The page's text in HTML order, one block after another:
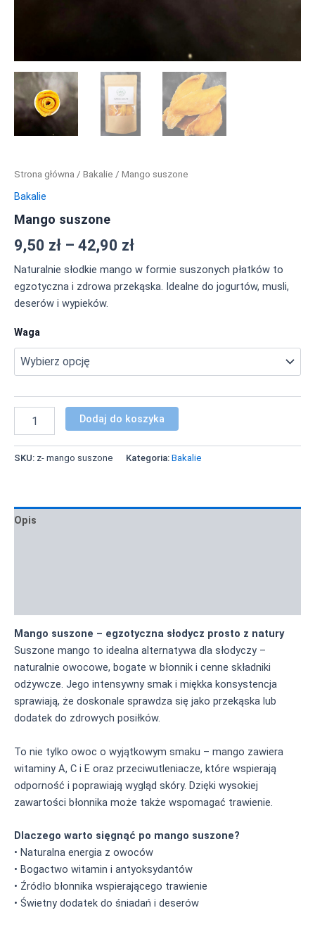
Strona główna / Bakalie / Mango suszone
Bakalie
Mango suszone
9,50 zł – 42,90 zł
Naturalnie słodkie mango w formie suszonych płatków to
egzotyczna i zdrowa przekąska. Idealne do jogurtów, musli,
deserów i wypieków.
Waga
Dodaj do koszyka
SKU: z- mango suszone Kategoria: Bakalie
Opis
Mango suszone – egzotyczna słodycz prosto z natury
Suszone mango to idealna alternatywa dla słodyczy –
naturalnie owocowe, bogate w błonnik i cenne składniki
odżywcze. Jego intensywny smak i miękka konsystencja
sprawiają, że doskonale sprawdza się jako przekąska lub
dodatek do zdrowych posiłków.
To nie tylko owoc o wyjątkowym smaku – mango zawiera
witaminy A, C i E oraz przeciwutleniacze, które wspierają
odporność i poprawiają wygląd skóry. Dzięki wysokiej
zawartości błonnika może także wspomagać trawienie.
Dlaczego warto sięgnąć po mango suszone?
• Naturalna energia z owoców
• Bogactwo witamin i antyoksydantów
• Źródło błonnika wspierającego trawienie
• Świetny dodatek do śniadań i deserów